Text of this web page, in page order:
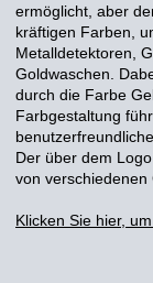
ermöglicht, aber
kräftigen Farben,
Metalldetektoren,
Goldwaschen.
durch die Farbe
Farbgestaltung
Der über dem
von verschiedenen
Klicken Sie hier,